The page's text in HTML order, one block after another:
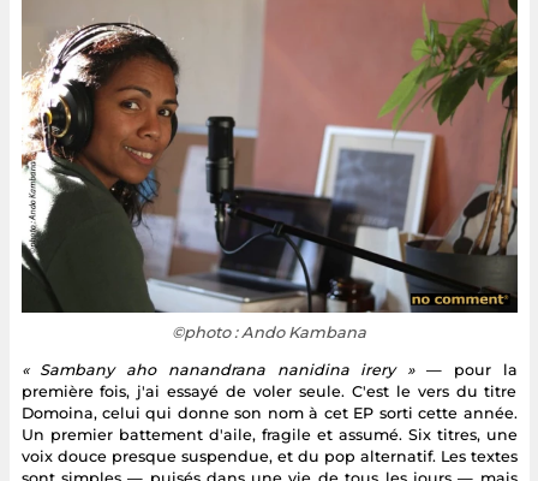
©photo : Ando Kambana
« Sambany aho nanandrana nanidina irery »— pour la
première fois, j'ai essayé de voler seule. C'est le vers du titre
Domoina, celui qui donne son nom à cet EP sorti cette année.
Un premier battement d'aile, fragile et assumé. Six titres, une
voix douce presque suspendue, et du pop alternatif. Les textes
sont simples — puisés dans une vie de tous les jours — mais